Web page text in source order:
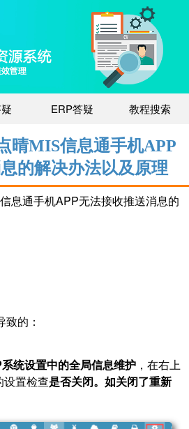
ERP答疑 教程搜索
晴MIS信息通手机APP
的解决办法以及原理
息通手机APP无法接收推送消息的
的：
统设置中的全局信息维护 ，在右上
设置检查是否关闭。如关闭了重新